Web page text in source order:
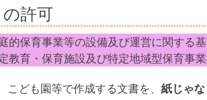
許可
的保育事業等の設備及び運営に関する
教育・保育施設及び特定地域型保育事
ども園等で作成する文書を、 紙じゃ